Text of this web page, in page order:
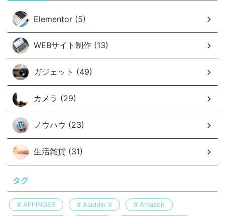
Elementor (5)
WEBサイト制作 (13)
ガジェット (49)
カメラ (29)
ノウハウ (23)
生活雑貨 (31)
タグ
AFFINGER Aladdin X Amazon